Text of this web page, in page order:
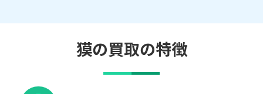
獏の買取の特徴